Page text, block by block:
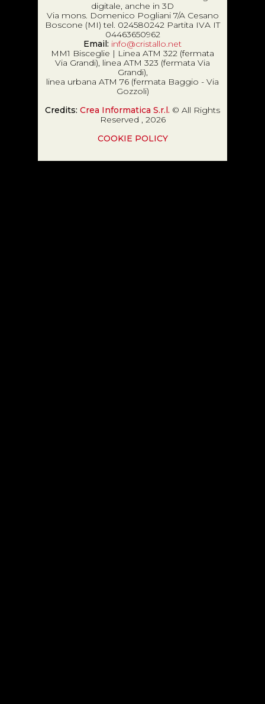
digitale, anche in 3D
Via mons. Domenico Pogliani 7/A Cesano
Boscone (MI) tel. 024580242 Partita IVA IT
04463650962
Email: info@cristallo.net
MM1 Bisceglie | Linea ATM 322 (fermata
Via Grandi), linea ATM 323 (fermata Via
Grandi),
linea urbana ATM 76 (fermata Baggio - Via
Gozzoli)
Credits: Crea Informatica S.r.l. © All Rights
Reserved , 2026
COOKIE POLICY